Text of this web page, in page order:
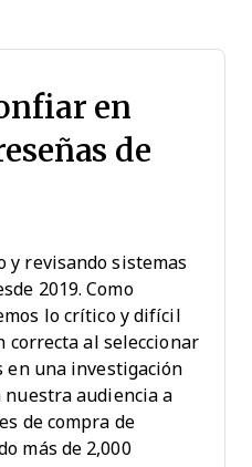
en
de
y revisando sistemas
2019. Como
lo crítico y difícil
correcta al seleccionar
en una investigación
audiencia a
de compra de
más de 2,000